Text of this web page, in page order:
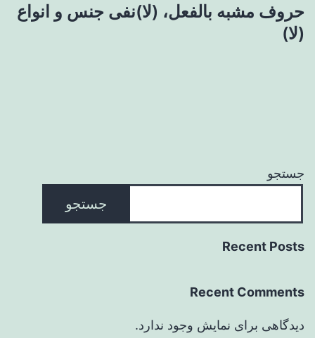
حروف مشبه بالفعل، (لا)نفی جنس و انواع
(لا)
جستجو
جستجو
Recent Posts
Recent Comments
دیدگاهی برای نمایش وجود ندارد.